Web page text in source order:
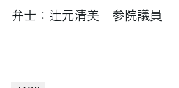
弁士：辻元清美 参院議員